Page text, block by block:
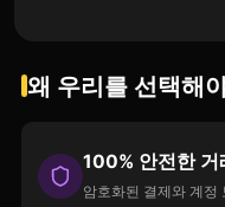
왜 우리를 선택해
100% 안전한 거
암호화된 결제와 계정